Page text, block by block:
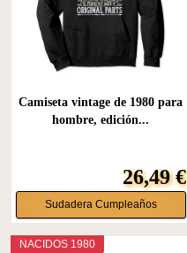
Camiseta vintage de 1980 para
hombre, edición...
26,49 €
Sudadera Cumpleaños
NACIDOS 1980